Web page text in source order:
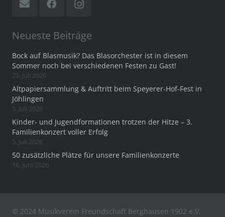
Neueste Beiträge
Bock auf Blasmusik? Das Blasorchester ist in diesem
Sommer noch bei verschiedenen Festen zu Gast!
23. Juli 2026
Altpapiersammlung & Auftritt beim Speyerer-Hof-Fest in
Jöhlingen
5. Juli 2026
Kinder- und Jugendformationen trotzen der Hitze – 3.
Familienkonzert voller Erfolg
5. Juli 2026
50 zusätzliche Plätze für unsere Familienkonzerte
16. Juni 2026
© 2024 Musikverein Freundschaft Berghausen 1902 e.V.